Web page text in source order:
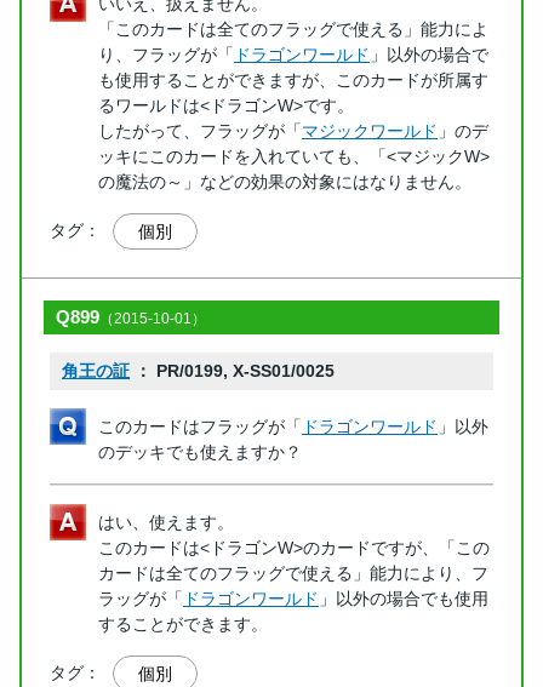
いいえ、扱えません。
「このカードは全てのフラッグで使える」能力によ
り、フラッグが「 ドラゴンワールド 」以外の場合で
も使用することができますが、このカードが所属す
るワールドは<ドラゴンW>です。
したがって、フラッグが「マジックワールド 」のデ
ッキにこのカードを入れていても、「<マジックW>
の魔法の～」などの効果の対象にはなりません。
タグ： 個別
Q899 （2015-10-01）
角王の証 ： PR/0199, X-SS01/0025
このカードはフラッグが「 ドラゴンワールド 」以外
のデッキでも使えますか？
はい、使えます。
このカードは<ドラゴンW>のカードですが、「この
カードは全てのフラッグで使える」能力により、フ
ラッグが「 ドラゴンワールド 」以外の場合でも使用
することができます。
タグ： 個別